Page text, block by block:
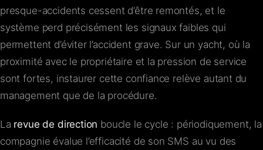
presque-accidents cessent d’être remontés, et le
système perd précisément les signaux faibles qui
permettent d’éviter l’accident grave. Sur un yacht, où la
proximité avec le propriétaire et la pression de service
sont fortes, instaurer cette confiance relève autant du
management que de la procédure.
La revue de direction boucle le cycle : périodiquement, la
compagnie évalue l’efficacité de son SMS au vu des